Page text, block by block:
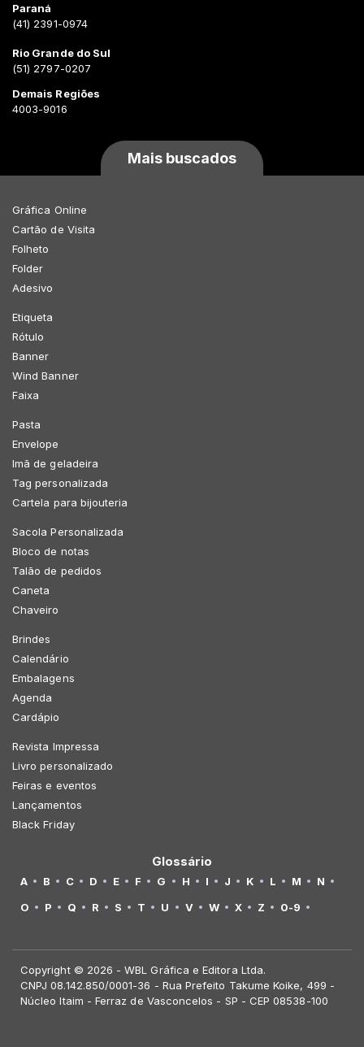
Paraná
(41) 2391-0974
Rio Grande do Sul
(51) 2797-0207
Demais Regiões
4003-9016
Mais buscados
Gráfica Online
Cartão de Visita
Folheto
Folder
Adesivo
Etiqueta
Rótulo
Banner
Wind Banner
Faixa
Pasta
Envelope
Imã de geladeira
Tag personalizada
Cartela para bijouteria
Sacola Personalizada
Bloco de notas
Talão de pedidos
Caneta
Chaveiro
Brindes
Calendário
Embalagens
Agenda
Cardápio
Revista Impressa
Livro personalizado
Feiras e eventos
Lançamentos
Black Friday
Glossário
A B C D E F G H I J K L M
N
O
P Q R S T U V W X Z 0-9
Copyright © 2026 - WBL Gráfica e Editora Ltda.
CNPJ 08.142.850/0001-36 - Rua Prefeito Takume Koike, 499 -
Núcleo Itaim - Ferraz de Vasconcelos - SP - CEP 08538-100